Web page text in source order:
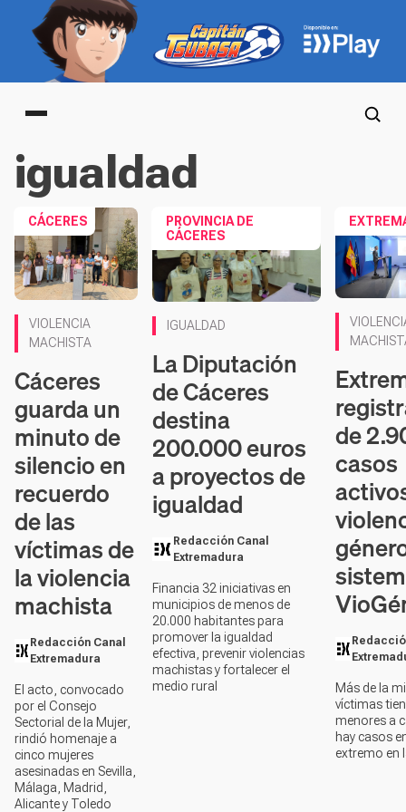
Main menu
igualdad
CÁCERES
VIOLENCIA
MACHISTA
Cáceres
guarda un
minuto de
silencio en
recuerdo
de las
víctimas de
la violencia
machista
Redacción Canal
Extremadura
El acto, convocado
por el Consejo
Sectorial de la Mujer,
rindió homenaje a
cinco mujeres
asesinadas en Sevilla,
Málaga, Madrid,
Alicante y Toledo
PROVINCIA DE
CÁCERES
IGUALDAD
La Diputación
de Cáceres
destina
200.000 euros
a proyectos de
igualdad
Redacción Canal
Extremadura
Financia 32 iniciativas en
municipios de menos de
20.000 habitantes para
promover la igualdad
efectiva, prevenir violencias
machistas y fortalecer el
medio rural
de
casos
Más de la
víctimas
menores a
hay casos
extremo en